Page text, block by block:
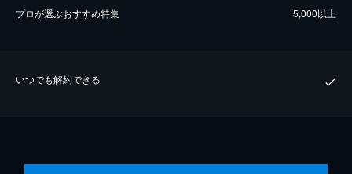
プロが選ぶおすすめ特集 5,000以上
いつでも解約できる